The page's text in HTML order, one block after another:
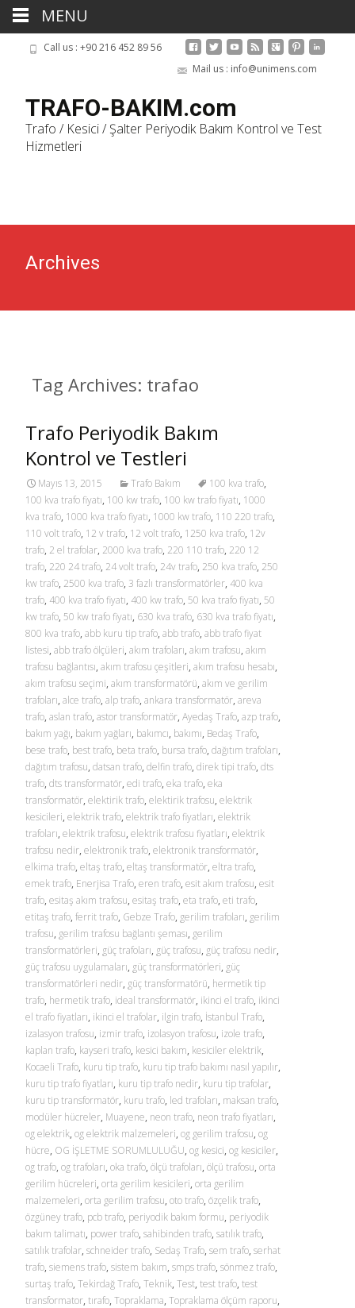
Call us : +90 216 452 89 56
Mail us : info@unimens.com
TRAFO-BAKIM.com
Trafo / Kesici / Şalter Periyodik Bakım Kontrol ve Test
Hizmetleri
Archives
Tag Archives: trafao
Trafo Periyodik Bakım
Kontrol ve Testleri
Mayıs 13, 2015 Trafo Bakım 100 kva trafo,
100 kva trafo fiyatı, 100 kw trafo, 100 kw trafo fiyatı, 1000
kva trafo, 1000 kva trafo fiyatı, 1000 kw trafo, 110 220 trafo,
110 volt trafo, 12 v trafo, 12 volt trafo, 1250 kva trafo, 12v
trafo, 2 el trafolar, 2000 kva trafo, 220 110 trafo, 220 12
trafo, 220 24 trafo, 24 volt trafo, 24v trafo, 250 kva trafo, 250
kw trafo, 2500 kva trafo, 3 fazlı transformatörler, 400 kva
trafo, 400 kva trafo fiyatı, 400 kw trafo, 50 kva trafo fiyatı, 50
kw trafo, 50 kw trafo fiyatı, 630 kva trafo, 630 kva trafo fiyatı,
800 kva trafo, abb kuru tip trafo, abb trafo, abb trafo fiyat
listesi, abb trafo ölçüleri, akım trafoları, akım trafosu, akım
trafosu bağlantısı, akım trafosu çeşitleri, akım trafosu hesabı,
akım trafosu seçimi, akım transformatörü, akım ve gerilim
trafoları, alce trafo, alp trafo, ankara transformatör, areva
trafo, aslan trafo, astor transformatör, Ayedaş Trafo, azp trafo,
bakım yağı, bakım yağları, bakımcı, bakımı, Bedaş Trafo,
bese trafo, best trafo, beta trafo, bursa trafo, dağıtım trafoları,
dağıtım trafosu, datsan trafo, delfin trafo, direk tipi trafo, dts
trafo, dts transformatör, edi trafo, eka trafo, eka
transformatör, elektirik trafo, elektirik trafosu, elektrik
kesicileri, elektrik trafo, elektrik trafo fiyatları, elektrik
trafoları, elektrik trafosu, elektrik trafosu fiyatları, elektrik
trafosu nedir, elektronik trafo, elektronik transformatör,
elkima trafo, eltaş trafo, eltaş transformatör, eltra trafo,
emek trafo, Enerjisa Trafo, eren trafo, esit akım trafosu, esit
trafo, esitaş akım trafosu, esitaş trafo, eta trafo, eti trafo,
etitaş trafo, ferrit trafo, Gebze Trafo, gerilim trafoları, gerilim
trafosu, gerilim trafosu bağlantı şeması, gerilim
transformatörleri, güç trafoları, güç trafosu, güç trafosu nedir,
güç trafosu uygulamaları, güç transformatörleri, güç
transformatörleri nedir, güç transformatörü, hermetik tip
trafo, hermetik trafo, ideal transformatör, ikinci el trafo, ikinci
el trafo fiyatları, ikinci el trafolar, ilgin trafo, İstanbul Trafo,
izalasyon trafosu, izmir trafo, izolasyon trafosu, izole trafo,
kaplan trafo, kayseri trafo, kesici bakım, kesiciler elektrik,
Kocaeli Trafo, kuru tip trafo, kuru tip trafo bakımı nasıl yapılır,
kuru tip trafo fiyatları, kuru tip trafo nedir, kuru tip trafolar,
kuru tip transformatör, kuru trafo, led trafoları, maksan trafo,
modüler hücreler, Muayene, neon trafo, neon trafo fiyatları,
og elektrik, og elektrik malzemeleri, og gerilim trafosu, og
hücre, OG İŞLETME SORUMLULUĞU, og kesici, og kesiciler,
og trafo, og trafoları, oka trafo, ölçü trafoları, ölçü trafosu, orta
gerilim hücreleri, orta gerilim kesicileri, orta gerilim
malzemeleri, orta gerilim trafosu, oto trafo, özçelik trafo,
özgüney trafo, pcb trafo, periyodik bakım formu, periyodik
bakım talimatı, power trafo, sahibinden trafo, satılık trafo,
satılık trafolar, schneider trafo, Sedaş Trafo, sem trafo, serhat
trafo, siemens trafo, sistem bakım, smps trafo, sönmez trafo,
surtaş trafo, Tekirdağ Trafo, Teknik, Test, test trafo, test
transformator, tırafo, Topraklama, Topraklama ölçüm raporu,
MENU